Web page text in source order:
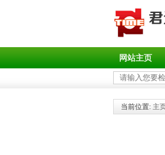
网站主页
当前位置: 主